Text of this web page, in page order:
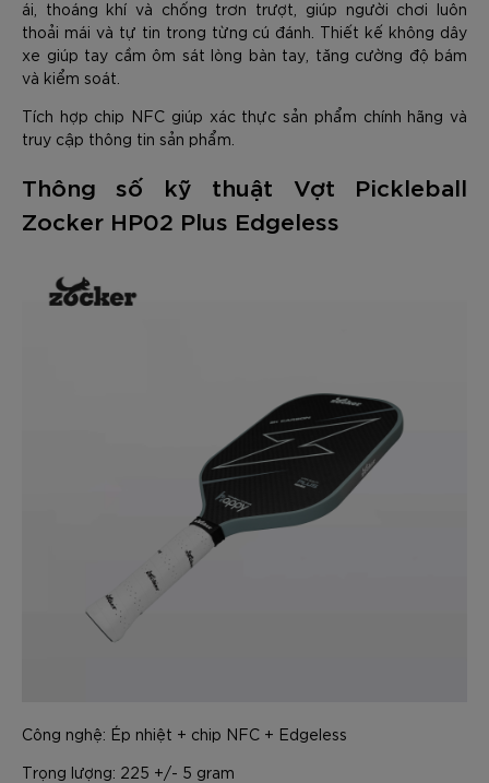
ái, thoáng khí và chống trơn trượt, giúp người chơi luôn
thoải mái và tự tin trong từng cú đánh. Thiết kế không dây
xe giúp tay cầm ôm sát lòng bàn tay, tăng cường độ bám
và kiểm soát.
Tích hợp chip NFC giúp xác thực sản phẩm chính hãng và
truy cập thông tin sản phẩm.
Thông số kỹ thuật Vợt Pickleball
Zocker HP02 Plus Edgeless
Công nghệ: Ép nhiệt + chip NFC + Edgeless
Trọng lượng: 225 +/- 5 gram